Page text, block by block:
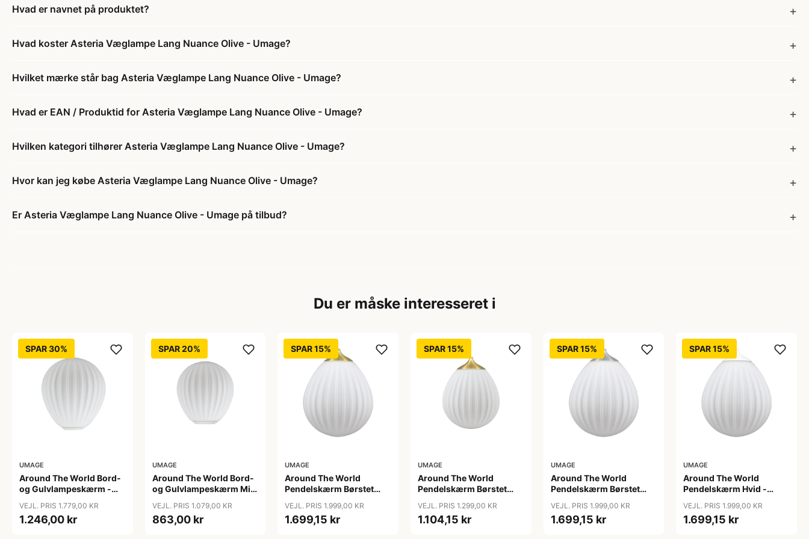
Hvad er navnet på produktet?
Hvad koster Asteria Væglampe Lang Nuance Olive - Umage?
Hvilket mærke står bag Asteria Væglampe Lang Nuance Olive - Umage?
Hvad er EAN / Produktid for Asteria Væglampe Lang Nuance Olive - Umage?
Hvilken kategori tilhører Asteria Væglampe Lang Nuance Olive - Umage?
Hvor kan jeg købe Asteria Væglampe Lang Nuance Olive - Umage?
Er Asteria Væglampe Lang Nuance Olive - Umage på tilbud?
Du er måske interesseret i
SPAR 30%
UMAGE
Around The World Bord-
og Gulvlampeskærm -
haves
VEJL. PRIS 1.779,00 KR
1.246,00 kr
SPAR 20%
UMAGE
Around The World Bord-
og Gulvlampeskærm Mini
VEJL. PRIS 1.079,00 KR
863,00 kr
SPAR 15%
UMAGE
Around The World
Pendelskærm Børstet
VEJL. PRIS 1.999,00 KR
1.699,15 kr
SPAR 15%
UMAGE
Around The World
Pendelskærm Børstet
VEJL. PRIS 1.299,00 KR
1.104,15 kr
SPAR 15%
UMAGE
Around The World
Pendelskærm Børstet
VEJL. PRIS 1.999,00 KR
1.699,15 kr
SPAR 15%
UMAGE
Around The World
Pendelskærm Hvid -
VEJL. PRIS 1.999,00 KR
1.699,15 kr